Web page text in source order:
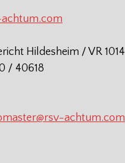
Hildesheim / VR 1014
/ 40618
achtum.com